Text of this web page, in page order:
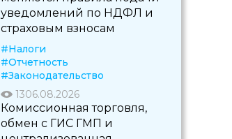
уведомлений по НДФЛ и
страховым взносам
#Налоги
#Отчетность
#Законодательство
1306.08.2026
Комиссионная торговля,
обмен с ГИС ГМП и